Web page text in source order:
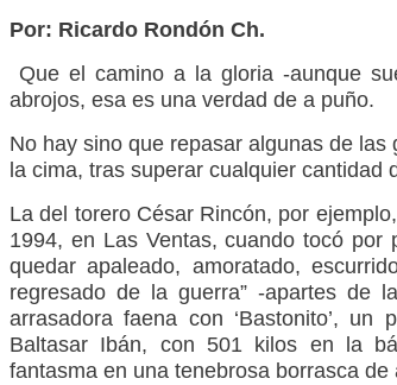
Por: Ricardo Rondón Ch.
Que el camino a la gloria -aunque
abrojos, esa es una verdad de a puño.
No hay sino que repasar algunas de
la cima, tras superar cualquier cantidad
La del torero César Rincón, por
1994, en Las Ventas, cuando tocó
quedar apaleado, amoratado,
regresado de la guerra” -apartes de
arrasadora faena con ‘Bastonito’,
Baltasar Ibán, con 501 kilos en la
fantasma en una tenebrosa borrasca de